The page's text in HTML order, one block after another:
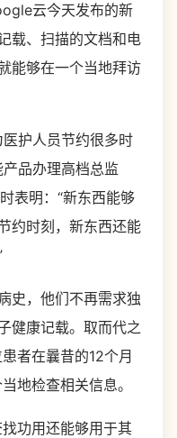
云今天发布的新
载、扫描的文档和电
能够在一个当地拜访
护人员节约很多时
品办理高档总监
表明：“新东西能够
约时刻，新东西还能
史，他们不再需求独
健康记载。取而代之
者在曩昔的12个月
地检查相关信息。
功用还能够用于其